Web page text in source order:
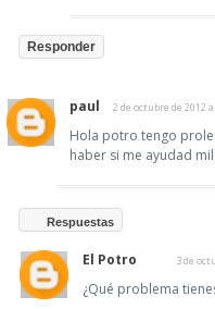
Responder
paul 2 de octubre de 2012
Hola potro tengo
haber si me ayudad
Respuestas
El Potro 3 de
¿Qué problema